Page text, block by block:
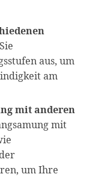
aus, um
am
mit anderen
mit
um Ihre